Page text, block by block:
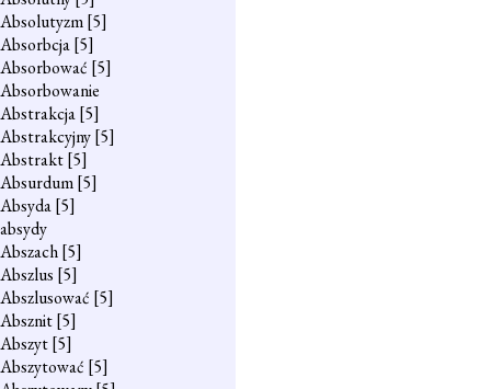
Absolutyzm[5]
Absorbcja[5]
Absorbować [5]
Absorbowanie
Abstrakcja[5]
Abstrakcyjny[5]
Abstrakt[5]
Absurdum[5]
Absyda[5]
absydy
Abszach[5]
Abszlus [5]
Abszlusować [5]
Absznit[5]
Abszyt[5]
Abszytować [5]